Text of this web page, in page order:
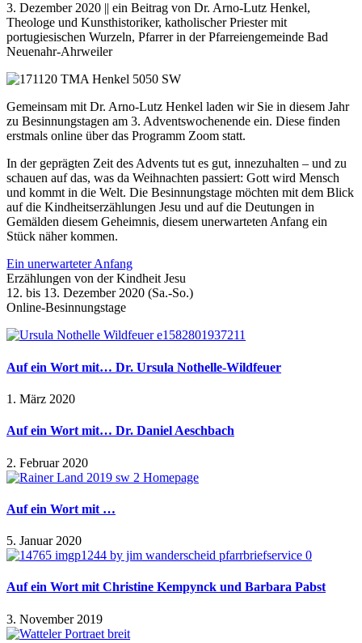
3. Dezember 2020 || ein Beitrag von Dr. Arno-Lutz Henkel,
Theologe und Kunsthistoriker, katholischer Priester mit
portugiesischen Wurzeln, Pfarrer in der Pfarreiengemeinde Bad
Neuenahr-Ahrweiler
Gemeinsam mit Dr. Arno-Lutz Henkel laden wir Sie in diesem Jahr
zu Besinnungstagen am 3. Adventswochenende ein. Diese finden
erstmals online über das Programm Zoom statt.
In der geprägten Zeit des Advents tut es gut, innezuhalten – und zu
schauen auf das, was da Weihnachten passiert: Gott wird Mensch
und kommt in die Welt. Die Besinnungstage möchten mit dem Blick
auf die Kindheitserzählungen Jesu und auf die Deutungen in
Gemälden diesem Geheimnis, diesem unerwarteten Anfang ein
Stück näher kommen.
Ein unerwarteter Anfang
Erzählungen von der Kindheit Jesu
12. bis 13. Dezember 2020 (Sa.-So.)
Online-Besinnungstage
Auf ein Wort mit… Dr. Ursula Nothelle-Wildfeuer
1. März 2020
Auf ein Wort mit… Dr. Daniel Aeschbach
2. Februar 2020
Auf ein Wort mit …
5. Januar 2020
Auf ein Wort mit Christine Kempynck und Barbara Pabst
3. November 2019